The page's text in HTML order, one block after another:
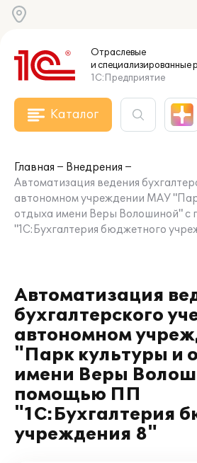
Отраслевые
и специализированные
1С:Предприятие
Каталог
Главная
Внедрения
Автоматизация ведения
автономном учреждении МАУ
отдыха имени Веры Волошиной" с
"1С:Бухгалтерия бюджетного
Автоматизация
бухгалтерского
автономном
"Парк культуры и
имени Веры
помощью ПП
"1С:Бухгалтерия
учреждения 8"